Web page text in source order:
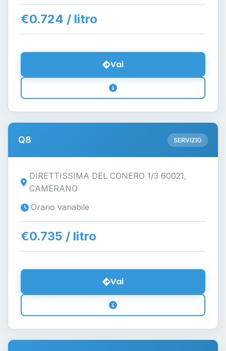
€0.724 / litro
Vai
Q8 SERVIZIO
DIRETTISSIMA DEL CONERO 1/3 60021,
CAMERANO
Orario variabile
€0.735 / litro
Vai